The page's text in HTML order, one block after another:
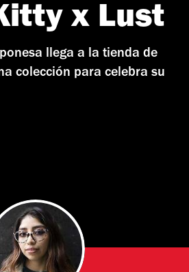
x Lust
llega a la tienda de
colección para celebra su